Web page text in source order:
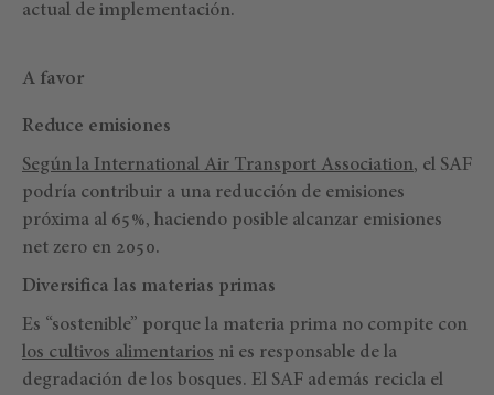
actual de implementación.
A favor
Reduce emisiones
Según la International Air Transport Association, el SAF
podría contribuir a una reducción de emisiones
próxima al 65%, haciendo posible alcanzar emisiones
net zero en 2050.
Diversifica las materias primas
Es “sostenible” porque la materia prima no compite con
los cultivos alimentarios ni es responsable de la
degradación de los bosques. El SAF además recicla el